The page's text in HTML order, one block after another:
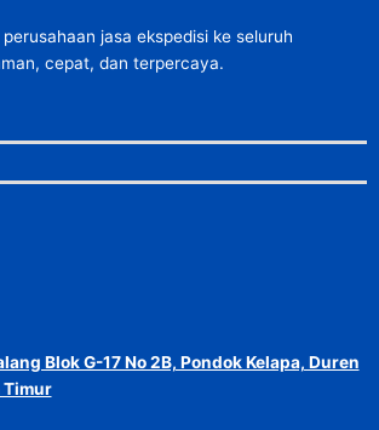
jasa ekspedisi ke seluruh
cepat, dan terpercaya.
Blok G-17 No 2B, Pondok Kelapa, Duren
Timur